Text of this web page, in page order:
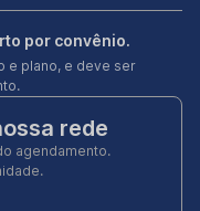
por convênio.
e plano, e deve ser
rede
agendamento.